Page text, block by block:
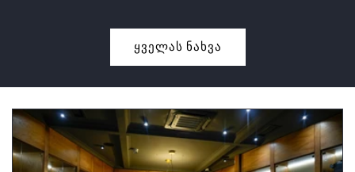
ყველას ნახვა